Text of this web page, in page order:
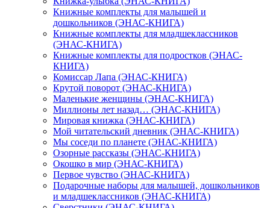
Книжные комплекты для малышей и
дошкольников (ЭНАС-КНИГА)
Книжные комплекты для младшеклассников
(ЭНАС-КНИГА)
Книжные комплекты для подростков (ЭНАС-
КНИГА)
Комиссар Лапа (ЭНАС-КНИГА)
Крутой поворот (ЭНАС-КНИГА)
Маленькие женщины (ЭНАС-КНИГА)
Миллионы лет назад… (ЭНАС-КНИГА)
Мировая книжка (ЭНАС-КНИГА)
Мой читательский дневник (ЭНАС-КНИГА)
Мы соседи по планете (ЭНАС-КНИГА)
Озорные рассказы (ЭНАС-КНИГА)
Окошко в мир (ЭНАС-КНИГА)
Первое чувство (ЭНАС-КНИГА)
Подарочные наборы для малышей, дошкольников
и младшеклассников (ЭНАС-КНИГА)